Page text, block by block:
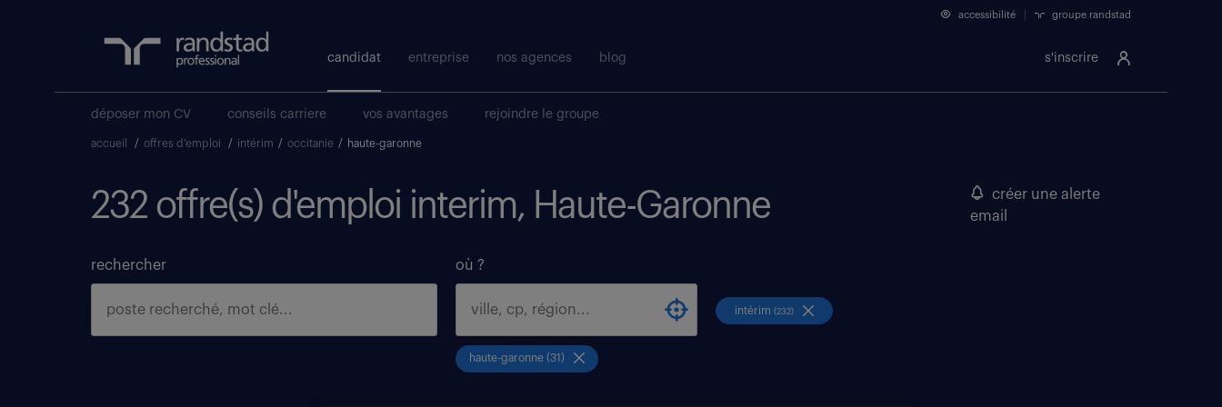
s'inscrire
accessibilité groupe randstad
candidat entreprise nos agences blog
déposer mon CV conseils carriere vos avantages rejoindre le groupe
accueil / offres d'emploi / intérim / occitanie / haute-garonne
232 offre(s) d'emploi interim, Haute-Garonne
créer une alerte
email
rechercher où ?
haute-garonne (31)
intérim(232)